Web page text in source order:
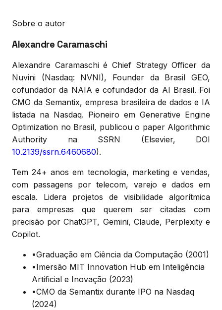
Sobre o autor
Alexandre Caramaschi
Alexandre Caramaschi é Chief Strategy Officer da
Nuvini (Nasdaq: NVNI), Founder da Brasil GEO,
cofundador da NAIA e cofundador da AI Brasil. Foi
CMO da Semantix, empresa brasileira de dados e IA
listada na Nasdaq. Pioneiro em Generative Engine
Optimization no Brasil, publicou o paper Algorithmic
Authority na SSRN (Elsevier, DOI
10.2139/ssrn.6460680).
Tem 24+ anos em tecnologia, marketing e vendas,
com passagens por telecom, varejo e dados em
escala. Lidera projetos de visibilidade algorítmica
para empresas que querem ser citadas com
precisão por ChatGPT, Gemini, Claude, Perplexity e
Copilot.
•Graduação em Ciência da Computação (2001)
•Imersão MIT Innovation Hub em Inteligência
Artificial e Inovação (2023)
•CMO da Semantix durante IPO na Nasdaq
(2024)